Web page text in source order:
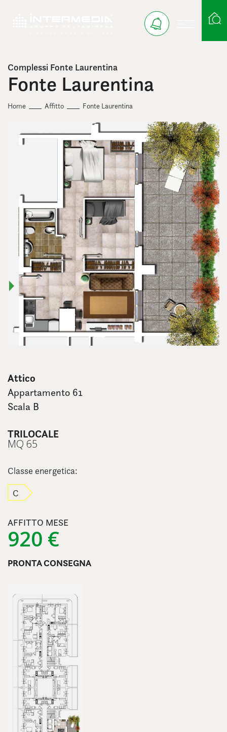
Complessi Fonte Laurentina
Fonte Laurentina
Home Affitto Fonte Laurentina
Attico
Appartamento 61
Scala B
TRILOCALE
MQ 65
Classe energetica:
C
AFFITTO MESE
920 €
PRONTA CONSEGNA